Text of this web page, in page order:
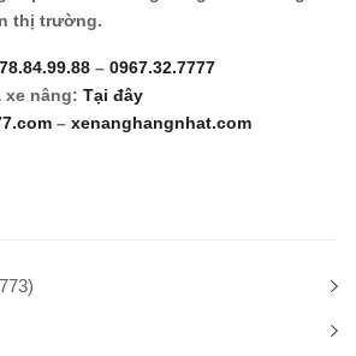
thị trường.
– 0967.32.7777
xe nâng: Tại đây
– xenanghangnhat.com